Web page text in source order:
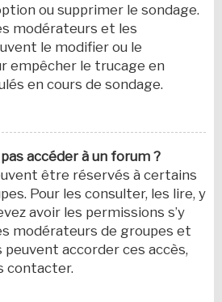
ou supprimer le sondage.
modérateurs et les
le modifier ou le
empêcher le trucage en
en cours de sondage.
accéder à un forum ?
être réservés à certains
Pour les consulter, les lire, y
avoir les permissions s’y
modérateurs de groupes et
accorder ces accès,
contacter.